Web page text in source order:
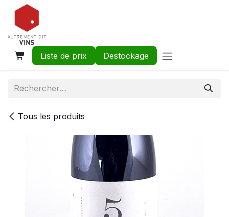
Se rendre au contenu
Liste de prix Destockage
Tous les produits